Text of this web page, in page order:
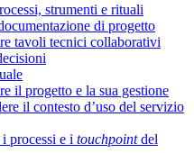
strumenti e rituali
di progetto
tavoli tecnici collaborativi
il progetto e la sua gestione
il contesto d’uso del servizio
processi e i touchpointdel